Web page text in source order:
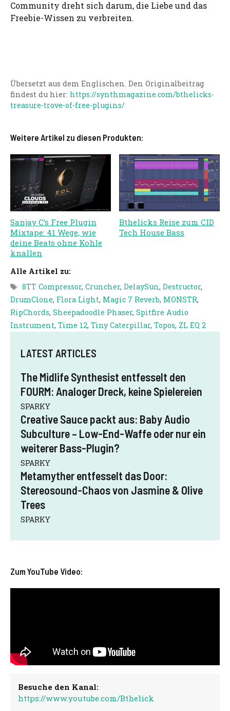
Community dreht sich darum, die Liebe und das
Freebie-Wissen zu verbreiten.
Übersetzt aus dem Englischen. Den Originalbeitrag
findest du hier: https://synthmagazine.com/bthelicks-
treasure-trove-of-free-plugins/
Weitere Artikel zu diesen Produkten:
Sanjay C’s Free Plugin
Mixtape: 41 Wege, wie
deine Beats ohne Kohle
knallen
Bthelicks Reise zum CID
Tech House Bass
Alle Artikel zu:
Schlagwörter
8TT Compressor,Cruncher,DelaySun,Destructor,
DrumClone, Flora Light, Magic 7 Reverb, MONSTR,
RipChords, Sheepadoodle Phaser, Spitfire Audio
Instrument, Time 12, Tiny Caterpillar, Topos, ZL EQ 2
LATEST ARTICLES
The Midlife Synthesist entfesselt den
FOURM: Analoger Dreck, keine Spielereien
SPARKY
Creative Sauce packt aus: Baby Audio
Subculture – Low-End-Waffe oder nur ein
weiterer Bass-Plugin?
SPARKY
Metamyther entfesselt das Door:
Stereosound-Chaos von Jasmine & Olive
Trees
SPARKY
Zum YouTube Video:
Besuche den Kanal:
https://www.youtube.com/Bthelick